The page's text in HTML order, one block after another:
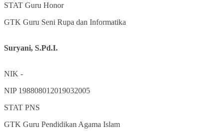
STAT Guru Honor
GTK Guru Seni Rupa dan Informatika
Suryani, S.Pd.I.
NIK -
NIP 198808012019032005
STAT PNS
GTK Guru Pendidikan Agama Islam